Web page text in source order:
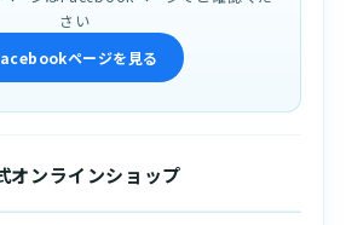
さい
ページを見る
オンラインショップ